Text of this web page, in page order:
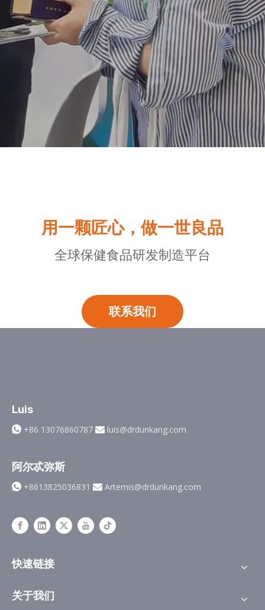
用一颗匠心，做一世良品
全球保健食品研发制造平台
联系我们
Luis
 +86 13076860787  luis@drdunkang.com
阿尔忒弥斯
 +8613825036831  Artemis@drdunkang.com
快速链接
关于我们